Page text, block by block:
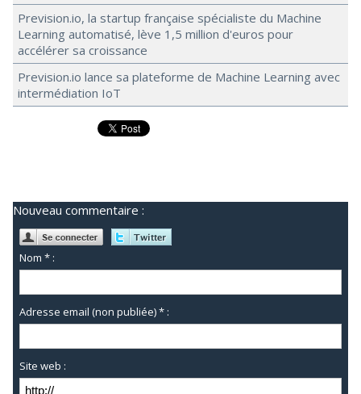
Prevision.io, la startup française spécialiste du Machine
Learning automatisé, lève 1,5 million d'euros pour
accélérer sa croissance
Prevision.io lance sa plateforme de Machine Learning avec
intermédiation IoT
Nouveau commentaire :
Nom * :
Adresse email (non publiée) * :
Site web :